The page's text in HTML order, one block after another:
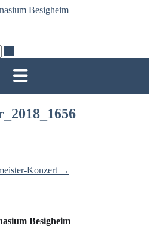
Konzert →
Besigheim